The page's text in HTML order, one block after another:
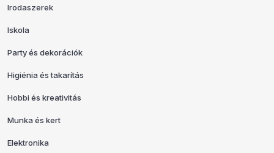
Irodaszerek
Iskola
Party és dekorációk
Higiénia és takarítás
Hobbi és kreativitás
Munka és kert
Elektronika